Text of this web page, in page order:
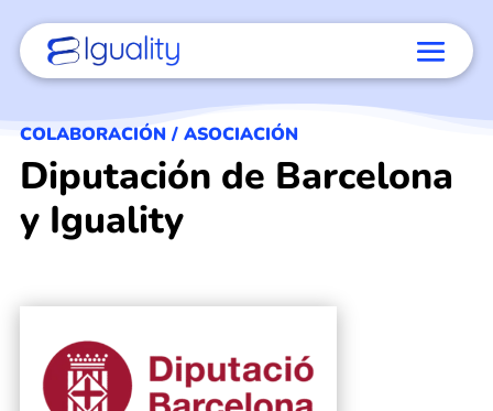
COLABORACIÓN / ASOCIACIÓN
Diputación de Barcelona
y Iguality